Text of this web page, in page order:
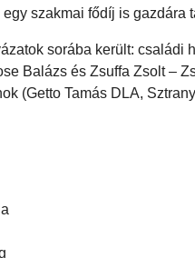
szakmai fődíj is gazdára
sorába került: családi
Balázs és Zsuffa Zsolt –
(Getto Tamás DLA,